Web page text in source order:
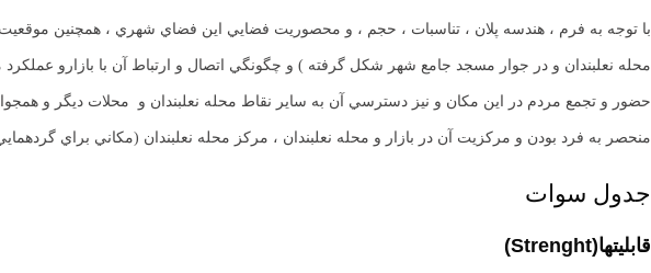
با توجه به فرم ،‌ هندسه پلان ،‌ تناسبات ، حجم ، و محصوريت فضايي اين فضاي شهري ، همچنين
محله نعلبندان و در جوار مسجد جامع شهر شكل گرفته ) و چگونگي اتصال و ارتباط آن با بازارو
حضور و تجمع مردم در اين مكان و نيز دسترسي آن به ساير نقاط محله نعلبندان و محلات ديگر و
منحصر به فرد بودن و مركزيت آن در بازار و محله نعلبندان ، مركز محله نعلبندان (مكاني براي
جدول سوات
قابليتها(
Strenght
)